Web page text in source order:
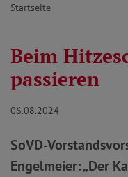
Startseite
Beim
passieren
06.08.2024
SoVD-
Engelmeier: „Der